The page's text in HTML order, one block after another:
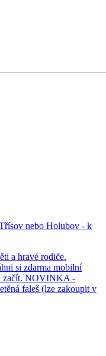
nebo Holubov - k
a hravé rodiče.
si zdarma mobilní
začít. NOVINKA -
faleš (lze zakoupit v